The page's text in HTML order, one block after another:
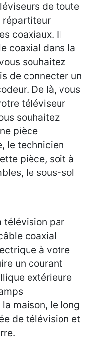
de toute
répartiteur
coaxiaux. Il
coaxial dans la
souhaitez
de connecter un
De là, vous
téléviseur
souhaitez
pièce
le technicien
pièce, soit à
le sous-sol
télévision par
coaxial
à votre
un courant
extérieure
maison, le long
de télévision et